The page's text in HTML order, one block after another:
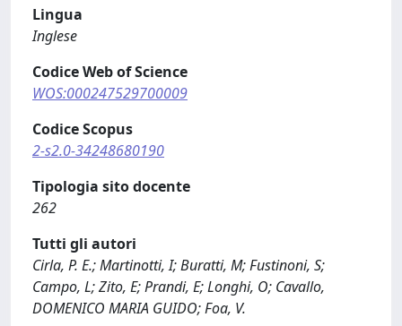
Lingua
Inglese
Codice Web of Science
WOS:000247529700009
Codice Scopus
2-s2.0-34248680190
Tipologia sito docente
262
Tutti gli autori
Cirla, P. E.; Martinotti, I; Buratti, M; Fustinoni, S;
Campo, L; Zito, E; Prandi, E; Longhi, O; Cavallo,
DOMENICO MARIA GUIDO; Foa, V.